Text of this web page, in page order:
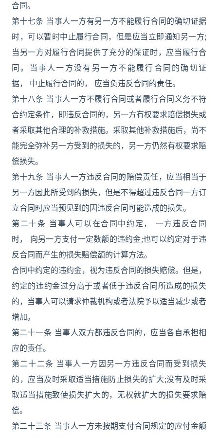
合同。
第十七条 当事人一方有另一方不能履行合同的确切证据
时，可以暂时中止履行合同，但是应当立即通知另一方;
当另一方对履行合同提供了充分的保证时，应当履行合
同。当事人一方没有另一方不能履行合同的确切证
据， 中止履行合同的， 应当负违反合同的责任。
第十八条 当事人一方不履行合同或者履行合同义务不符
合约定条件，即违反合同的，另一方有权要求赔偿损失或
者采取其他合理的补救措施。采取其他补救措施后，尚不
能完全弥补另一方受到的损失的，另一方仍然有权要求赔
偿损失。
第十九条 当事人一方违反合同的赔偿责任，应当相当于
另一方因此所受到的损失，但是不得超过违反合同一方订
立合同时应当预见到的因违反合同可能造成的损失。
第二十条 当事人可以在合同中约定， 一方违反合同
时， 向另一方支付一定数额的违约金;也可以约定对于违
反合同而产生的损失赔偿额的计算方法。
合同中约定的违约金，视为违反合同的损失赔偿。但是，
约定的违约金过分高于或者低于违反合同所造成的损失
的，当事人可以请求仲裁机构或者法院予以适当减少或者
增加。
第二十一条 当事人双方都违反合同的，应当各自承担相
应的责任。
第二十二条 当事人一方因另一方违反合同而受到损失
的，应当及时采取适当措施防止损失的扩大;没有及时采
取适当措施致使损失扩大的，无权就扩大的损失要求赔
偿。
第二十三条 当事人一方未按期支付合同规定的应付金额